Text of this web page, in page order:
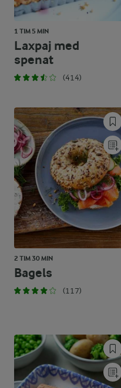
1 TIM 5 MIN
Laxpaj med
spenat
(414)
2 TIM 30 MIN
Bagels
(117)